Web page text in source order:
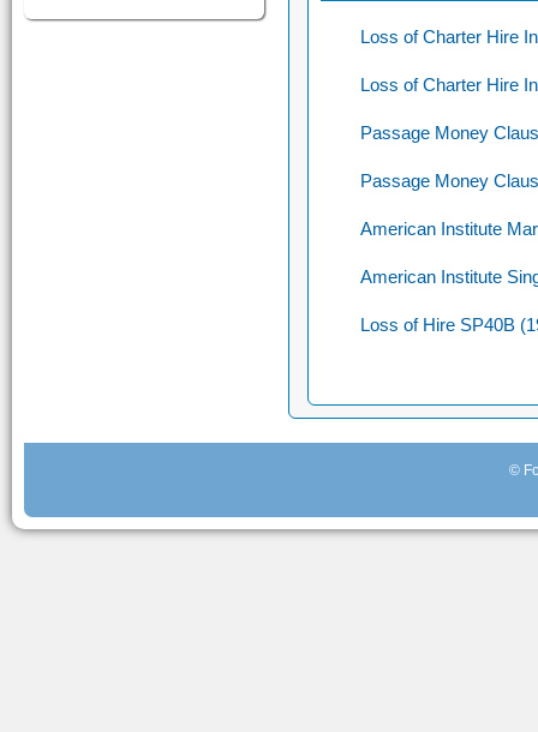
Loss of Charter Hire
Loss of Charter Hire
Passage Money
Passage Money
American Institute
American Institute
Loss of Hire SP40B
©